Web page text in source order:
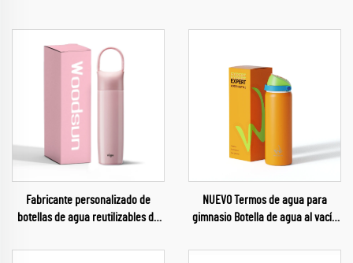
Fabricante personalizado de
botellas de agua reutilizables de
niños
NUEVO Termos de agua para
gimnasio Botella de agua al vacío
inoxidable para deportes